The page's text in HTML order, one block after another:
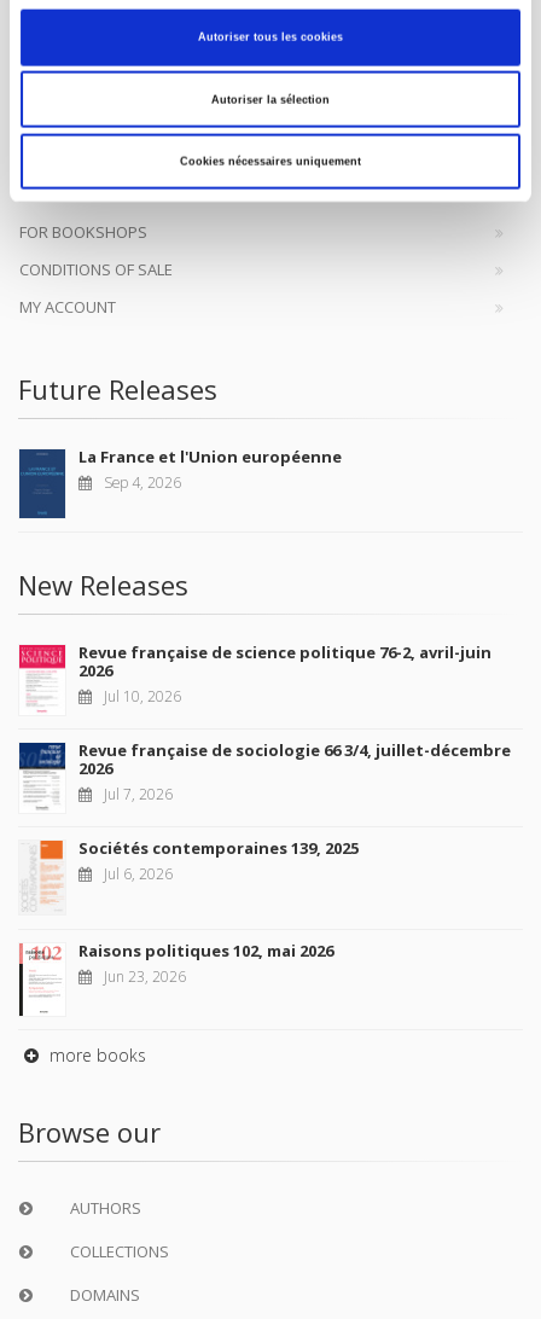
Autoriser tous les cookies
Autoriser la sélection
Cookies nécessaires uniquement
SCIENCES PO UNIVERSITY PRESS has a threefold role: to publish
help public and political debate.continue
FOREIGN RIGHTS
FOR BOOKSHOPS
CONDITIONS OF SALE
MY ACCOUNT
Future Releases
La France et l'Union européenne
Sep 4, 2026
New Releases
Revue française de science politique 76-2, avril-juin
2026
Jul 10, 2026
Revue française de sociologie 66 3/4, juillet-décembre
2026
Jul 7, 2026
Sociétés contemporaines 139, 2025
Jul 6, 2026
Raisons politiques 102, mai 2026
Jun 23, 2026
more books
Browse our
AUTHORS
COLLECTIONS
DOMAINS